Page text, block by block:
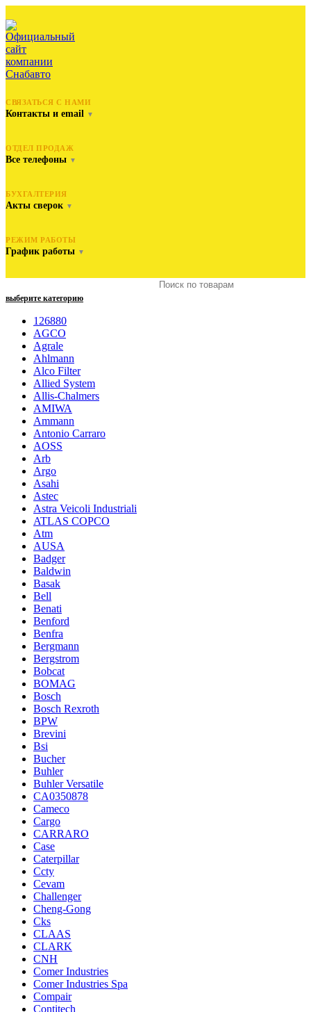
СВЯЗАТЬСЯ С НАМИ
Контакты и email ▼
ОТДЕЛ ПРОДАЖ
Все телефоны ▼
БУХГАЛТЕРИЯ
Акты сверок ▼
РЕЖИМ РАБОТЫ
График работы ▼
выберите категорию
126880
AGCO
Agrale
Ahlmann
Alco Filter
Allied System
Allis-Chalmers
AMIWA
Ammann
Antonio Carraro
AOSS
Arb
Argo
Asahi
Astec
Astra Veicoli Industriali
ATLAS COPCO
Atm
AUSA
Badger
Baldwin
Basak
Bell
Benati
Benford
Benfra
Bergmann
Bergstrom
Bobcat
BOMAG
Bosch
Bosch Rexroth
BPW
Brevini
Bsi
Bucher
Buhler
Buhler Versatile
CA0350878
Cameco
Cargo
CARRARO
Case
Caterpillar
Ccty
Cevam
Challenger
Cheng-Gong
Cks
CLAAS
CLARK
CNH
Comer Industries
Comer Industries Spa
Compair
Contitech